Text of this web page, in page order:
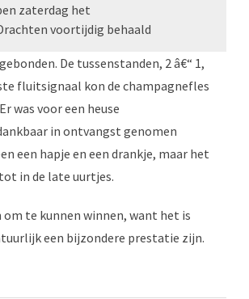
zaterdag het
voortijdig behaald
De tussenstanden, 2 â€“ 1,
fluitsignaal kon de champagnefles
was voor een heuse
in ontvangst genomen
een hapje en een drankje, maar het
in de late uurtjes.
te kunnen winnen, want het is
een bijzondere prestatie zijn.